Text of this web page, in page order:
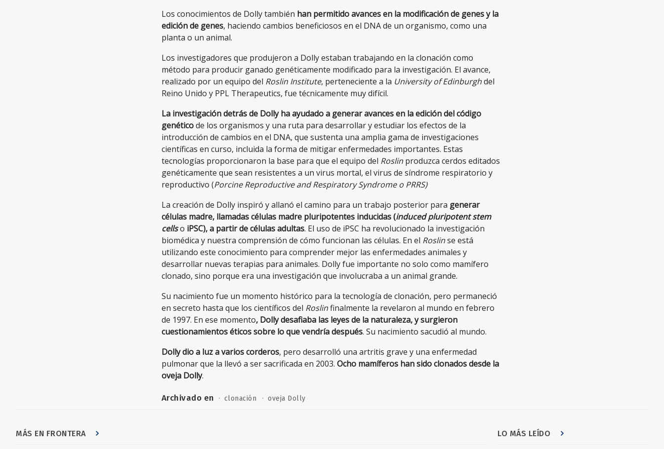
Los conocimientos de Dolly también han permitido avances en la modificación de genes y la
edición de genes, haciendo cambios beneficiosos en el DNA de un organismo, como una
planta o un animal.
Los investigadores que produjeron a Dolly estaban trabajando en la clonación como
método para producir ganado genéticamente modificado para la investigación. El avance,
realizado por un equipo del Roslin Institute, perteneciente a la University of Edinburghdel
Reino Unido y PPL Therapeutics, fue técnicamente muy difícil.
La investigación detrás de Dolly ha ayudado a generar avances en la edición del código
genéticode los organismos y una ruta para desarrollar y estudiar los efectos de la
introducción de cambios en el DNA, que sustenta una amplia gama de investigaciones
científicas en curso, incluida la forma de mitigar enfermedades importantes. Estas
tecnologías proporcionaron la base para que el equipo del Roslinproduzca cerdos editados
genéticamente que sean resistentes a un virus mortal, el virus de síndrome respiratorio y
reproductivo (Porcine Reproductive and Respiratory Syndrome o PRRS)
La creación de Dolly inspiró y allanó el camino para un trabajo posterior para generar
células madre, llamadas células madre pluripotentes inducidas (induced pluripotent stem
cellso iPSC), a partir de células adultas. El uso de iPSC ha revolucionado la investigación
biomédica y nuestra comprensión de cómo funcionan las células. En el Roslinse está
utilizando este conocimiento para comprender mejor las enfermedades animales y
desarrollar nuevas terapias para animales. Dolly fue importante no solo como mamífero
clonado, sino porque era una investigación que involucraba a un animal grande.
Su nacimiento fue un momento histórico para la tecnología de clonación, pero permaneció
en secreto hasta que los científicos del Roslinfinalmente la revelaron al mundo en febrero
de 1997. En ese momento, Dolly desafiaba las leyes de la naturaleza, y surgieron
cuestionamientos éticos sobre lo que vendría después. Su nacimiento sacudió al mundo.
Dolly dio a luz a varios corderos, pero desarrolló una artritis grave y una enfermedad
pulmonar que la llevó a ser sacrificada en 2003. Ocho mamíferos han sido clonados desde la
oveja Dolly.
Archivado en · clonación · oveja Dolly
MÁS EN FRONTERA LO MÁS LEÍDO